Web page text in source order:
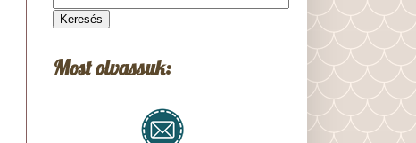
Most olvassuk: